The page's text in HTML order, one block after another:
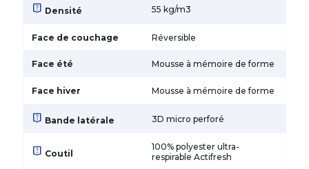
live_help Densité 55 kg/m3
Face de couchage Réversible
Face été Mousse à mémoire de forme
Face hiver Mousse à mémoire de forme
live_help Bande latérale 3D micro perforé
live_help Coutil
100% polyester ultra-
respirable Actifresh